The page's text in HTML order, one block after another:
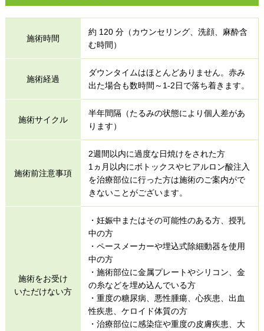
施術時間
約 120 分（カウンセリング、洗顔、麻酔含
む時間）
施術経過
ダウンタイムはほとんどありません。赤み
出た場合も数時間～1-2日で落ち着きます。
施術サイクル
半年間隔（たるみの状態により個人差があ
ります）​
施術前注意事項
2週間以内に過度な日焼けをされた方
1ヵ月以内にボトックスやヒアルロン酸注入
を治療部位に行った方は施術のご案内がで
きないことがございます。
施術をお受け
いただけない方
・妊娠中またはその可能性のある方、授乳
中の方​
・ペースメーカーや埋込式除細動器を使用
中の方​​
・施術部位に金属プレートやシリコン、金
の糸などを埋め込んでいる方​​
・重度の糖尿病、悪性腫瘍、心疾患、出血
性疾患、ケロイド体質の方​​
・治療部位に感染症や重度の皮膚疾患、大